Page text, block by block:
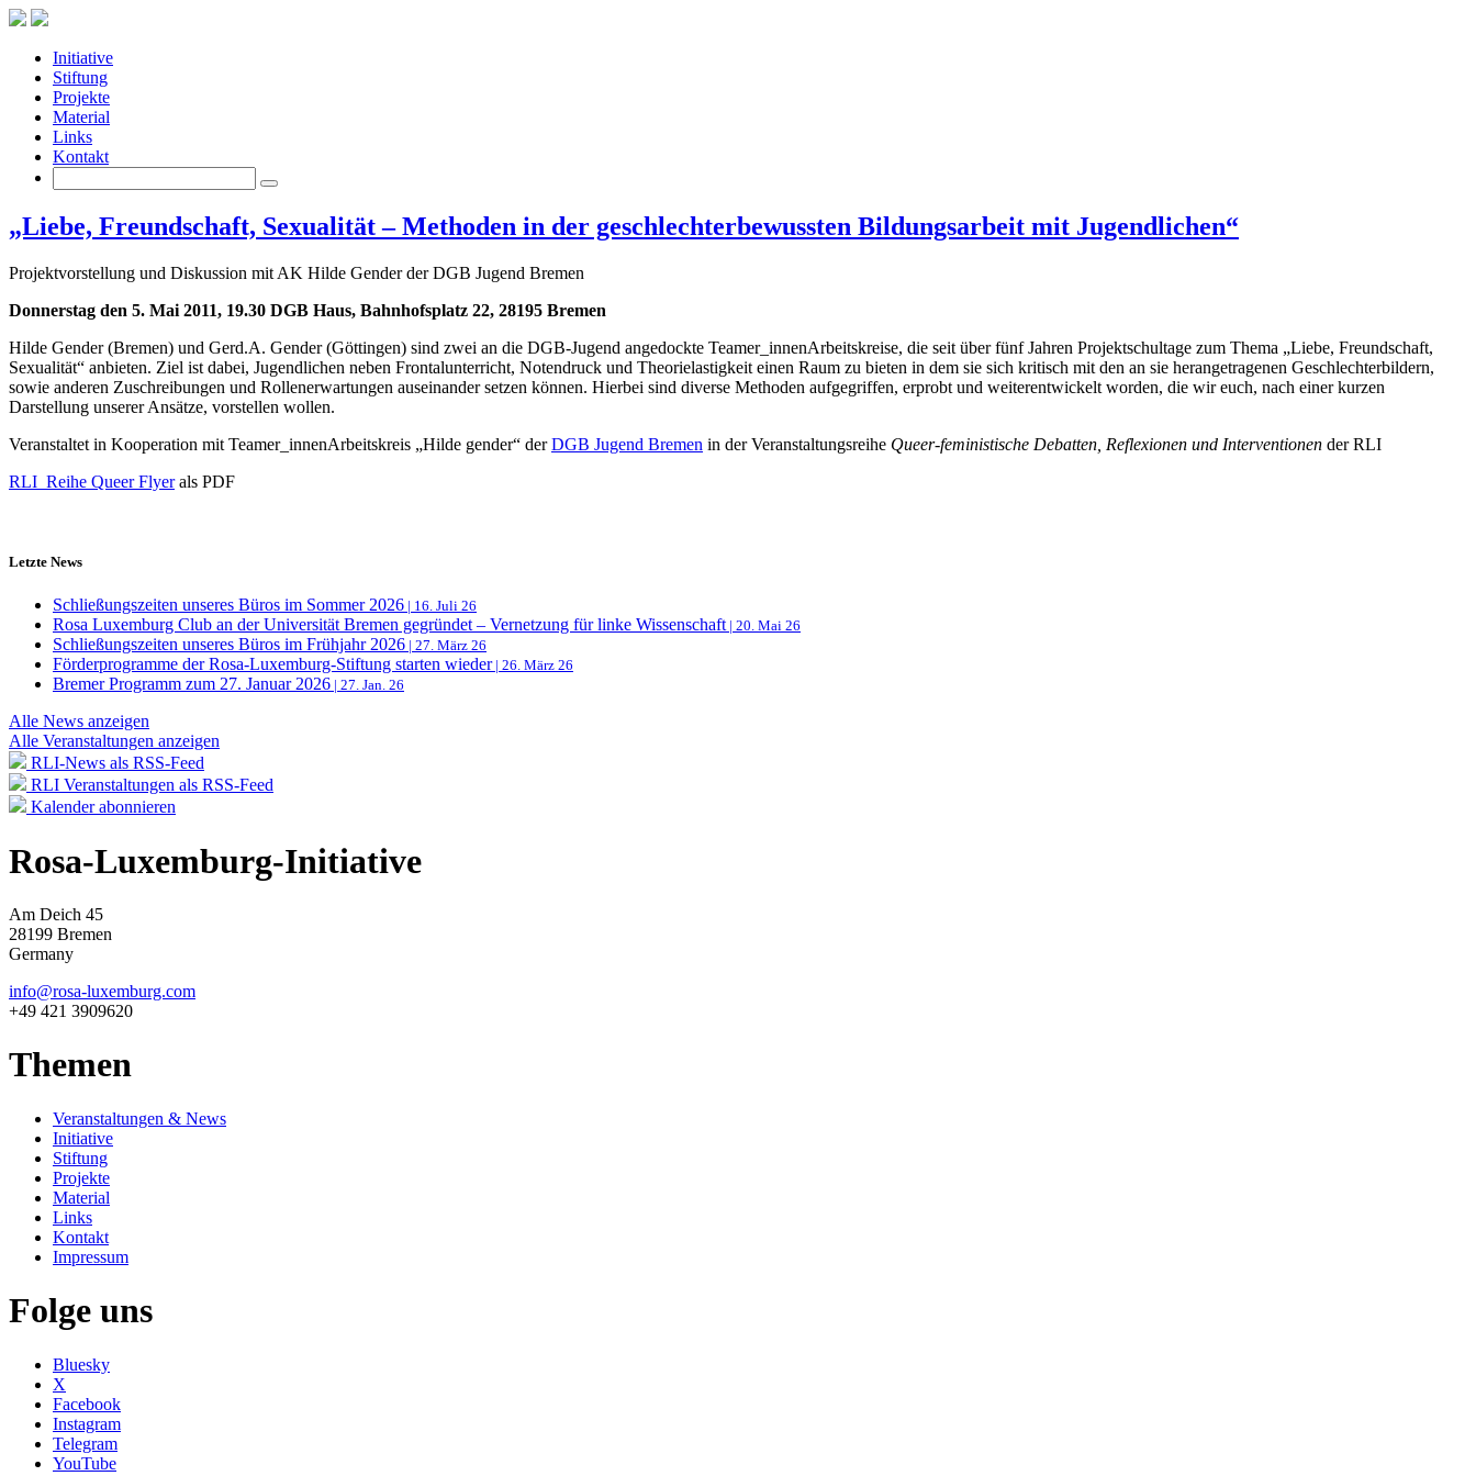
Initiative
Stiftung
Projekte
Material
Links
Kontakt
„Liebe, Freundschaft, Sexualität – Methoden in der geschlechterbewussten Bildungsarbeit mit Jugendlichen“
Projektvorstellung und Diskussion mit AK Hilde Gender der DGB Jugend Bremen
Donnerstag den 5. Mai 2011, 19.30 DGB Haus, Bahnhofsplatz 22, 28195 Bremen
Hilde Gender (Bremen) und Gerd.A. Gender (Göttingen) sind zwei an die DGB-Jugend angedockte Teamer_innenArbeitskreise, die seit über fünf Jahren Projektschultage zum Thema „Liebe, Freundschaft,
Sexualität“ anbieten. Ziel ist dabei, Jugendlichen neben Frontalunterricht, Notendruck und Theorielastigkeit einen Raum zu bieten in dem sie sich kritisch mit den an sie herangetragenen Geschlechterbildern,
sowie anderen Zuschreibungen und Rollenerwartungen auseinander setzen können. Hierbei sind diverse Methoden aufgegriffen, erprobt und weiterentwickelt worden, die wir euch, nach einer kurzen
Darstellung unserer Ansätze, vorstellen wollen.
Veranstaltet in Kooperation mit Teamer_innenArbeitskreis „Hilde gender“ derDGB Jugend Bremen in der Veranstaltungsreihe Queer-feministische Debatten, Reflexionen und Interventionen der RLI
RLI_Reihe Queer Flyerals PDF
Letzte News
Schließungszeiten unseres Büros im Sommer 2026 | 16. Juli 26
Rosa Luxemburg Club an der Universität Bremen gegründet – Vernetzung für linke Wissenschaft| 20. Mai 26
Schließungszeiten unseres Büros im Frühjahr 2026 | 27. März 26
Förderprogramme der Rosa-Luxemburg-Stiftung starten wieder| 26. März 26
Bremer Programm zum 27. Januar 2026 | 27. Jan. 26
Alle News anzeigen
Alle Veranstaltungen anzeigen
RLI-News als RSS-Feed
RLI Veranstaltungen als RSS-Feed
Kalender abonnieren
Rosa-Luxemburg-Initiative
Am Deich 45
28199 Bremen
Germany
info@rosa-luxemburg.com
+49 421 3909620
Themen
Veranstaltungen & News
Initiative
Stiftung
Projekte
Material
Links
Kontakt
Impressum
Folge uns
Bluesky
X
Facebook
Instagram
Telegram
YouTube